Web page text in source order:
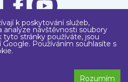
k poskytování služeb,
analýze návštěvnosti soubory
tyto stránky používáte, jsou
Google. Používáním souhlasíte s
Rozumím